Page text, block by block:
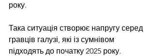
року.
Така ситуація створює напругу серед
гравців галузі, які із сумнівом
підходять до початку 2025 року.